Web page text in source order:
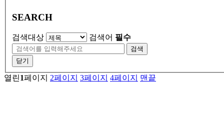
SEARCH
검색대상 검색어 필수
검색
닫기
열린1페이지 2페이지 3페이지 4페이지 맨끝